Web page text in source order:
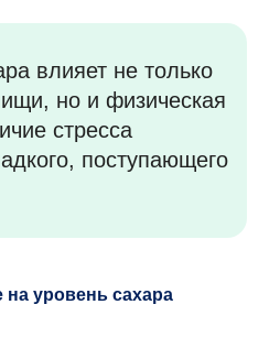
влияет не только
но и физическая
стресса
поступающего
уровень сахара